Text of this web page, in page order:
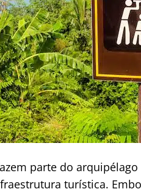
parte do
turística.